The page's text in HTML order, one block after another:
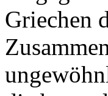
Griechen